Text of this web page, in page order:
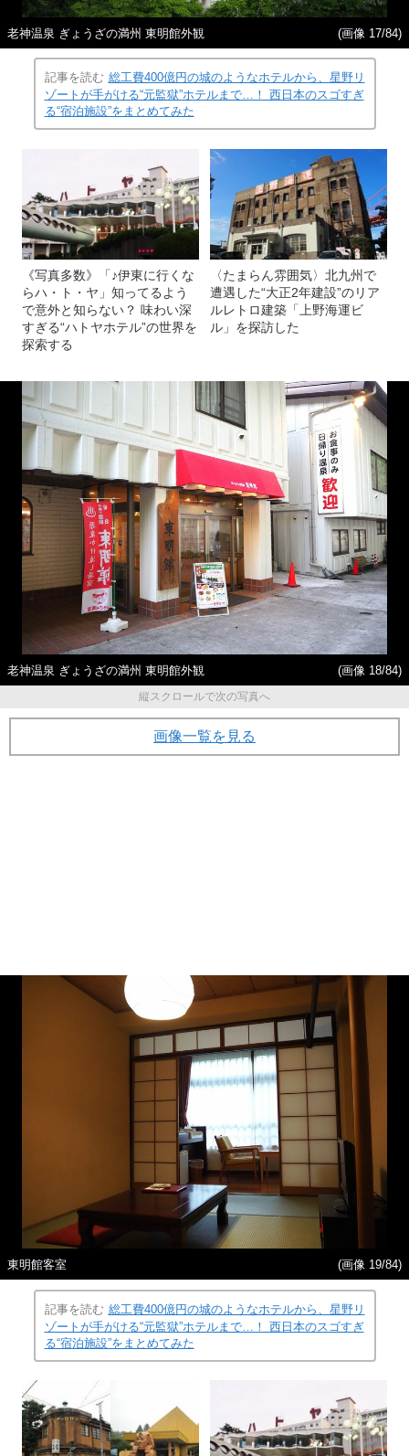
老神温泉 ぎょうざの満州 東明館外観 (画像 17/84)
記事を読む 総工費400億円の城のようなホテルから、星野リ
ゾートが手がける“元監獄”ホテルまで…！ 西日本のスゴすぎ
る“宿泊施設”をまとめてみた
《写真多数》「♪伊東に行くな
らハ・ト・ヤ」知ってるよう
で意外と知らない？ 味わい深
すぎる“ハトヤホテル”の世界を
探索する
〈たまらん雰囲気〉北九州で
遭遇した“大正2年建設”のリア
ルレトロ建築「上野海運ビ
ル」を探訪した
老神温泉 ぎょうざの満州 東明館外観
(画像 18/84)
縦スクロールで次の写真へ
画像一覧を見る
東明館客室 (画像 19/84)
記事を読む 総工費400億円の城のようなホテルから、星野リ
ゾートが手がける“元監獄”ホテルまで…！ 西日本のスゴすぎ
る“宿泊施設”をまとめてみた